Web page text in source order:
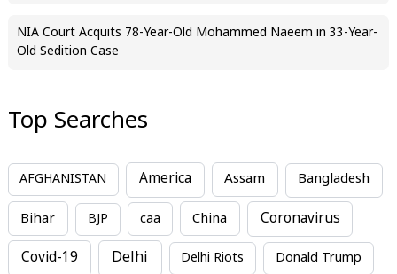
NIA Court Acquits 78-Year-Old Mohammed Naeem in 33-Year-
Old Sedition Case
Top Searches
AFGHANISTAN America Assam Bangladesh
Bihar BJP caa China Coronavirus
Covid-19 Delhi Delhi Riots Donald Trump